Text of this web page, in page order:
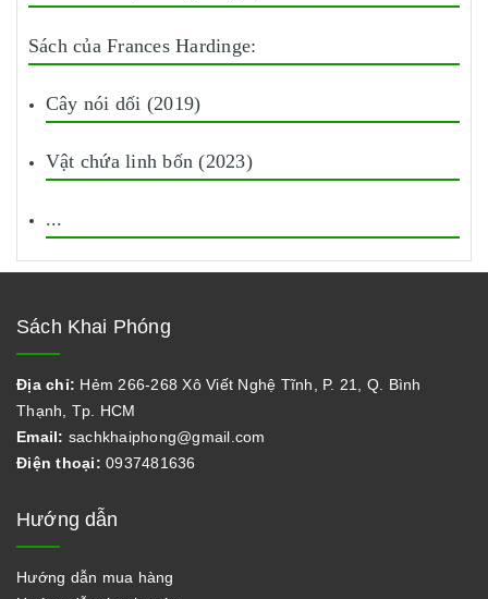
Sách của Frances Hardinge:
Cây nói dối (2019)
Vật chứa linh bốn (2023)
...
Sách Khai Phóng
Địa chỉ: Hẻm 266-268 Xô Viết Nghệ Tĩnh, P. 21, Q. Bình
Thạnh, Tp. HCM
Email: sachkhaiphong@gmail.com
Điện thoại: 0937481636
Hướng dẫn
Hướng dẫn mua hàng